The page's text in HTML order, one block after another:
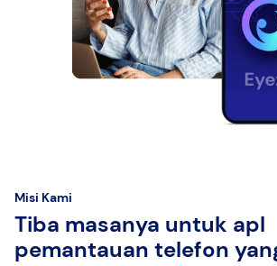
Misi Kami
Tiba masanya untuk apl
pemantauan telefon